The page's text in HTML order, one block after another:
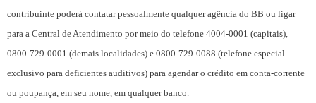
contribuinte poderá contatar pessoalmente qualquer agência do BB ou ligar
para a Central de Atendimento por meio do telefone 4004-0001 (capitais),
0800-729-0001 (demais localidades) e 0800-729-0088 (telefone especial
exclusivo para deficientes auditivos) para agendar o crédito em conta-corrente
ou poupança, em seu nome, em qualquer banco.